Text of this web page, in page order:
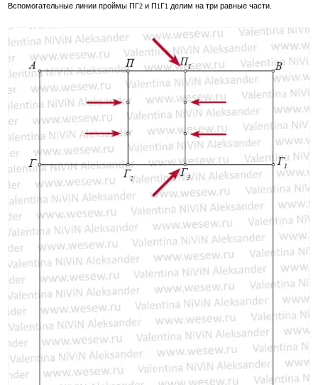
Вспомогательные линии проймы ПГ2 и П1 Г1 делим на три равные части.